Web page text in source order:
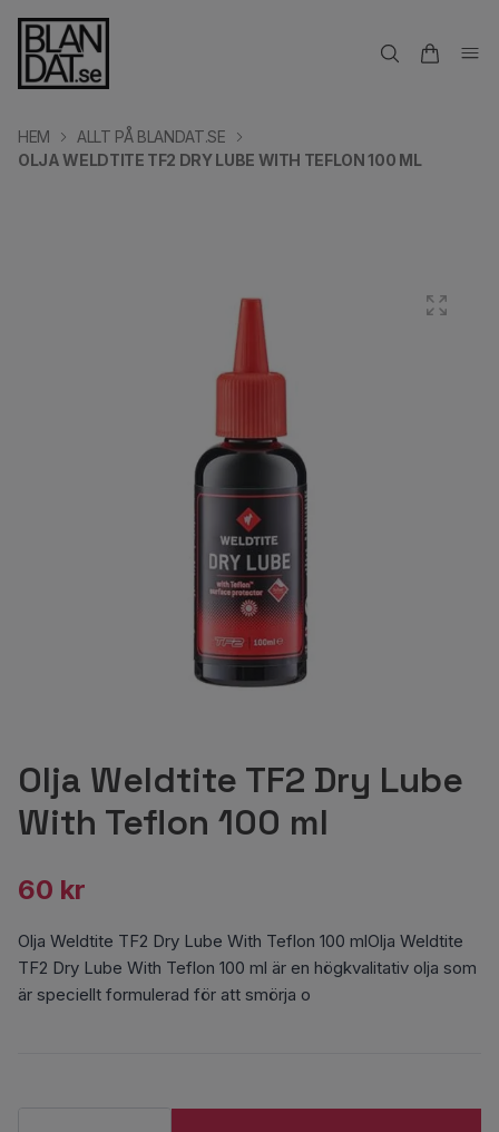
HEM
ALLT PÅ BLANDAT.SE
OLJA WELDTITE TF2 DRY LUBE WITH TEFLON 100 ML
Olja Weldtite TF2 Dry Lube
With Teflon 100 ml
60 kr
Olja Weldtite TF2 Dry Lube With Teflon 100 mlOlja Weldtite
TF2 Dry Lube With Teflon 100 ml är en högkvalitativ olja som
är speciellt formulerad för att smörja o